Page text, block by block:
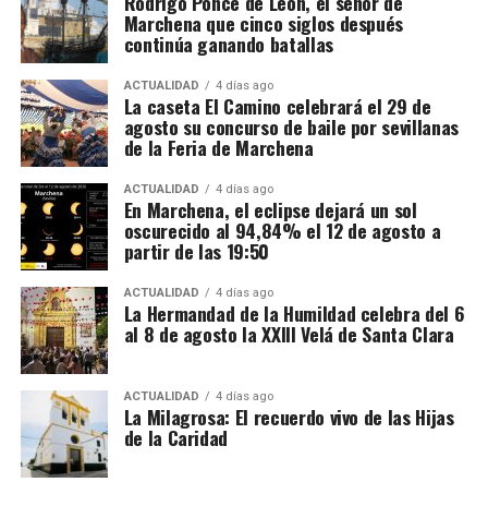
Mientras unos sectores eran demolidos por
considerarse obstáculos para el desarrollo urbano,
otros quedaban incorporados a las nuevas
construcciones.
Precisamente esa incorporación parece haber
contribuido a la conservación de algunos tramos.
Bellido considera que buena parte del recinto ha
sobrevivido porque quedó integrado en el
urbanismo posterior.
El mecanismo investigado aprovechaba el régimen
fiscal aplicable a este tipo de mercancías. Las
bebidas eran introducidas mediante empresas que la
investigación denomina “introductoras” y circulaban
en determinadas fases bajo un régimen suspensivo
de IVA e impuestos especiales. Después se sucedían
transmisiones de la mercancía entre diferentes
sociedades instrumentales dentro de los depósitos
fiscales.
El supuesto fraude se produciría cuando intervenían
sociedades que no ingresaban las cuotas de IVA
correspondientes antes de que el producto llegase
finalmente a las empresas distribuidoras. Al reducir
artificialmente la carga fiscal, estas últimas podían
colocar las bebidas en el mercado a precios
notablemente inferiores a los de competidores que
sí cumplían con sus obligaciones tributarias. La
Marchena que cinco siglos después
continúa ganando batallas
ACTUALIDAD 4 días ago
La caseta El Camino celebrará el 29 de
agosto su concurso de baile por sevillanas
de la Feria de Marchena
ACTUALIDAD 4 días ago
En Marchena, el eclipse dejará un sol
oscurecido al 94,84% el 12 de agosto a
partir de las 19:50
ACTUALIDAD 4 días ago
La Hermandad de la Humildad celebra del 6
al 8 de agosto la XXIII Velá de Santa Clara
ACTUALIDAD 4 días ago
La Milagrosa: El recuerdo vivo de las Hijas
de la Caridad